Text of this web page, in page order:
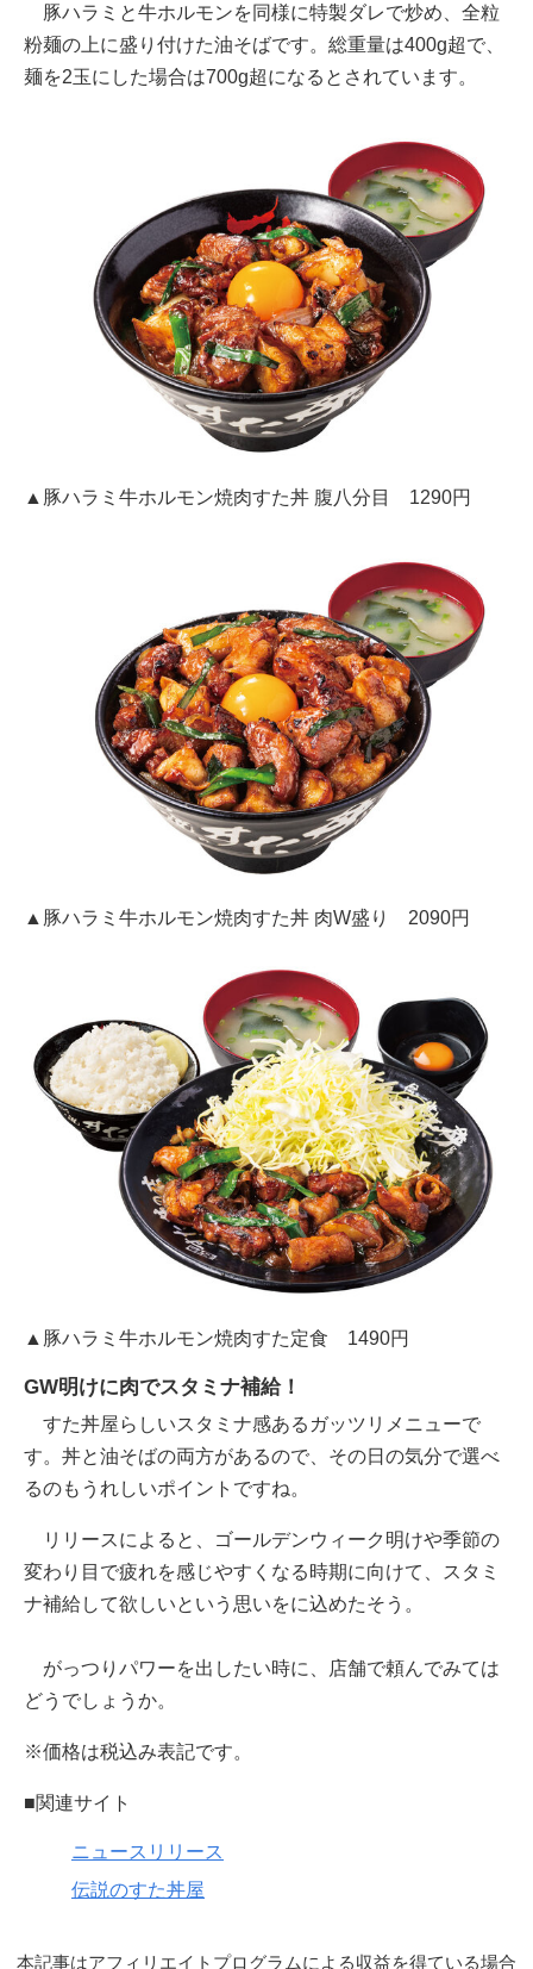
豚ハラミと牛ホルモンを同様に特製ダレで炒め、全粒
粉麺の上に盛り付けた油そばです。総重量は400g超で、
麺を2玉にした場合は700g超になるとされています。
▲豚ハラミ牛ホルモン焼肉すた丼 腹八分目 1290円
▲豚ハラミ牛ホルモン焼肉すた丼 肉W盛り 2090円
▲豚ハラミ牛ホルモン焼肉すた定食 1490円
GW明けに肉でスタミナ補給！
すた丼屋らしいスタミナ感あるガッツリメニューで
す。丼と油そばの両方があるので、その日の気分で選べ
るのもうれしいポイントですね。
リリースによると、ゴールデンウィーク明けや季節の
変わり目で疲れを感じやすくなる時期に向けて、スタミ
ナ補給して欲しいという思いをに込めたそう。
がっつりパワーを出したい時に、店舗で頼んでみては
どうでしょうか。
※価格は税込み表記です。
■関連サイト
ニュースリリース
伝説のすた丼屋
本記事はアフィリエイトプログラムによる収益を得ている場合